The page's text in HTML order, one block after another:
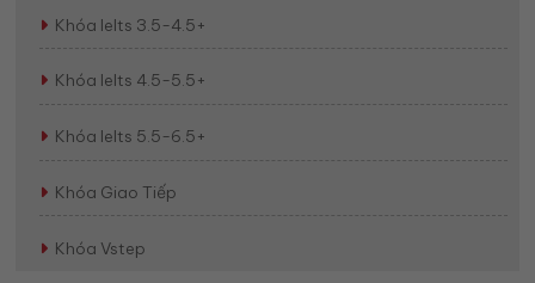
Khóa Ielts 3.5-4.5+
Khóa Ielts 4.5-5.5+
Khóa Ielts 5.5-6.5+
Khóa Giao Tiếp
Khóa Vstep